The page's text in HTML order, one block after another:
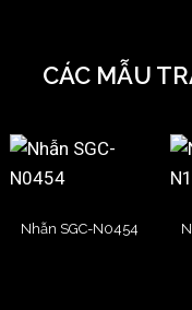
CÁC MẪU
Nhẫn SGC-N0454